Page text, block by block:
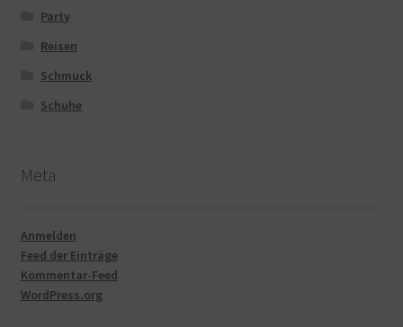
Party
Reisen
Schmuck
Schuhe
Meta
Anmelden
Feed der Einträge
Kommentar-Feed
WordPress.org